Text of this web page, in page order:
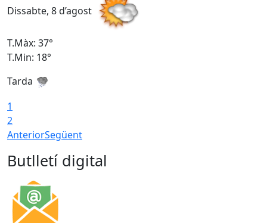
Dissabte, 8 d’agost
T.Màx: 37°
T.Min: 18°
Tarda
1
2
AnteriorSegüent
Butlletí digital